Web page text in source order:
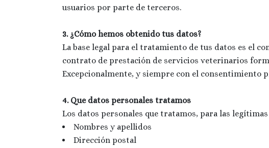
usuarios por parte de terceros.
3. ¿Cómo hemos obtenido tus datos?
La base legal para el tratamiento de tus datos es el
contrato de prestación de servicios veterinarios
Excepcionalmente, y siempre con el consentimiento
4. Que datos personales tratamos
Los datos personales que tratamos, para las
Nombres y apellidos
Dirección postal